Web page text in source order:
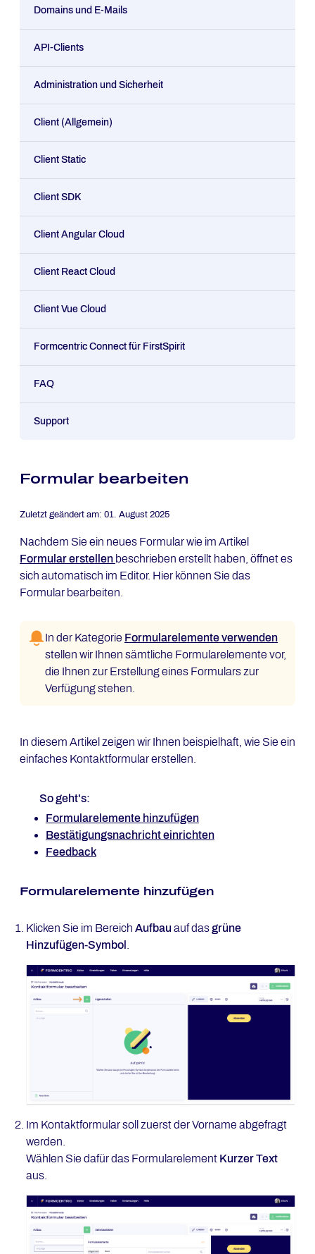
Domains und E-Mails
API-Clients
Administration und Sicherheit
Client (Allgemein)
Client Static
Client SDK
Client Angular Cloud
Client React Cloud
Client Vue Cloud
Formcentric Connect für FirstSpirit
FAQ
Support
Formular bearbeiten
Zuletzt geändert am: 01. August 2025
Nachdem Sie ein neues Formular wie im Artikel
Formular erstellen beschrieben erstellt haben, öffnet es
sich automatisch im Editor. Hier können Sie das
Formular bearbeiten.
In der Kategorie Formularelemente verwenden
stellen wir Ihnen sämtliche Formularelemente vor,
die Ihnen zur Erstellung eines Formulars zur
Verfügung stehen.
In diesem Artikel zeigen wir Ihnen beispielhaft, wie Sie ein
einfaches Kontaktformular erstellen.
So geht's:
Formularelemente hinzufügen
Bestätigungsnachricht einrichten
Feedback
Formularelemente hinzufügen
Klicken Sie im Bereich Aufbau auf dasgrüne
Hinzufügen-Symbol
Im Kontaktformular soll zuerst der Vorname abgefragt
werden.
Wählen Sie dafür das Formularelement Kurzer Text
aus.